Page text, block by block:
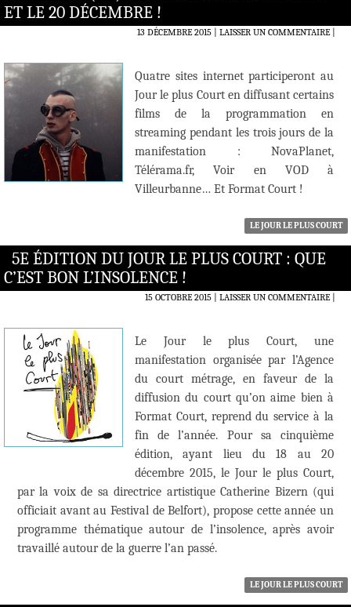
ET LE 20 DÉCEMBRE !
13 DÉCEMBRE 2015 LAISSER UN COMMENTAIRE|
Quatre sites internet participeront au
Jour le plus Court en diffusant certains
films de la programmation en
streaming pendant les trois jours de la
manifestation : NovaPlanet,
Télérama.fr, Voir en VOD à
Villeurbanne… Et Format Court !
LE JOUR LE PLUS COURT
5E ÉDITION DU JOUR LE PLUS COURT : QUE
C’EST BON L’INSOLENCE !
15 OCTOBRE 2015 LAISSER UN COMMENTAIRE|
Le Jour le plus Court, une
manifestation organisée par l’Agence
du court métrage, en faveur de la
diffusion du court qu’on aime bien à
Format Court, reprend du service à la
fin de l’année. Pour sa cinquième
édition, ayant lieu du 18 au 20
décembre 2015, le Jour le plus Court,
par la voix de sa directrice artistique Catherine Bizern (qui
officiait avant au Festival de Belfort), propose cette année un
programme thématique autour de l’insolence, après avoir
travaillé autour de la guerre l’an passé.
LE JOUR LE PLUS COURT